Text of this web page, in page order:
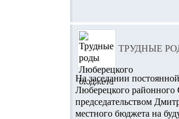
ТРУДНЫЕ
На заседании
Люберецкого районного
председательством
местного бюджета на